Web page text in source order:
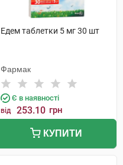
Едем таблетки 5 мг 30 шт
Фармак
Є в наявності
від 253.10 грн
КУПИТИ